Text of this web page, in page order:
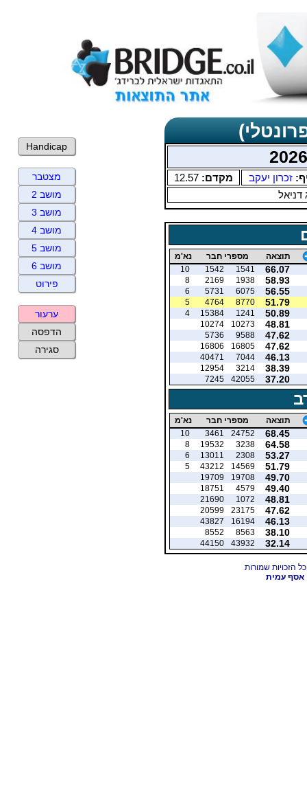
זכרון יעקב מקדם: 12.57
דניאל
תוצאה מספרי חבר נא'מ
66.07
1541
1542
10
58.93
1938
2169
8
56.55
6075
5731
6
51.79
8770
4764
5
50.89
1241
15384
4
48.81
10273
10274
47.62
9588
5736
47.62
16805
16806
46.13
7044
40471
38.39
3214
12954
37.20
42055
7245
תוצאה מספרי חבר נא'מ
68.45
24752
3461
10
64.58
3238
19532
8
53.27
2308
13011
6
51.79
14569
43212
5
49.70
19708
19709
49.40
4579
18751
48.81
1072
21690
47.62
23175
20599
46.13
16194
43827
38.10
8563
8552
32.14
43932
44150
אסף עמית
Handicap
מצטבר
מושב 2
מושב 3
מושב 4
מושב 5
מושב 6
פירוט
ערעור
הדפסה
סגירה